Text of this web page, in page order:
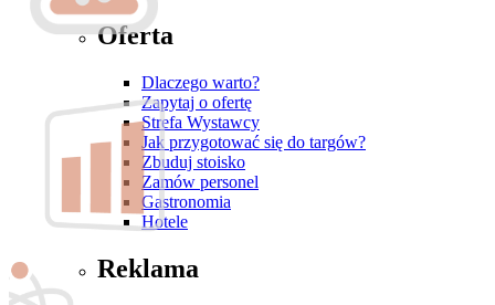
Oferta
Dlaczego warto?
Zapytaj o ofertę
Strefa Wystawcy
Jak przygotować się do targów?
Zbuduj stoisko
Zamów personel
Gastronomia
Hotele
Reklama